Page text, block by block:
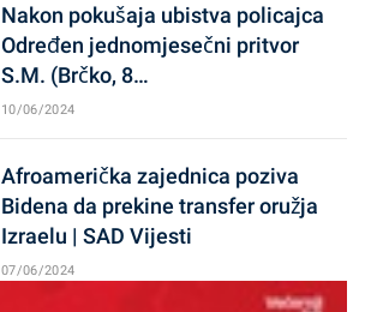
Nakon pokušaja ubistva policajca
Određen jednomjesečni pritvor
S.M. (Brčko, 8…
10/06/2024
Afroamerička zajednica poziva
Bidena da prekine transfer oružja
Izraelu | SAD Vijesti
07/06/2024